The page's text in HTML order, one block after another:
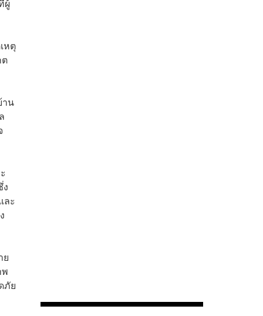
ผู้
หตุ
าน
ละ
ย
ภัย